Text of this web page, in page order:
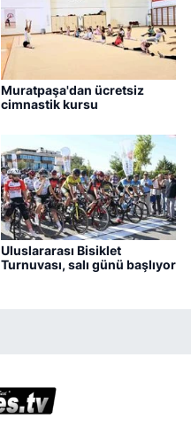
Muratpaşa'dan ücretsiz
cimnastik kursu
Uluslararası Bisiklet
Turnuvası, salı günü başlıyor